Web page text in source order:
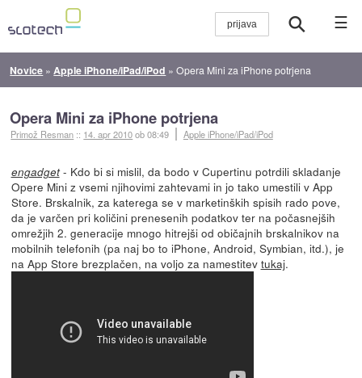
☰
Novice » Apple iPhone/iPad/iPod »Opera Mini za iPhone potrjena
Opera Mini za iPhone potrjena
Primož Resman :: 14. apr 2010ob 08:49 Apple iPhone/iPad/iPod
engadget- Kdo bi si mislil, da bodo v Cupertinu potrdili skladanje
Opere Mini z vsemi njihovimi zahtevami in jo tako umestili v App
Store. Brskalnik, za katerega se v marketinških spisih rado pove,
da je varčen pri količini prenesenih podatkov ter na počasnejših
omrežjih 2. generacije mnogo hitrejši od običajnih brskalnikov na
mobilnih telefonih (pa naj bo to iPhone, Android, Symbian, itd.), je
na App Store brezplačen, na voljo za namestitev tukaj.